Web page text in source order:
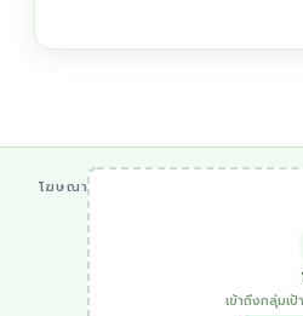
โฆษณา
เข้าถึงกลุ่มเ